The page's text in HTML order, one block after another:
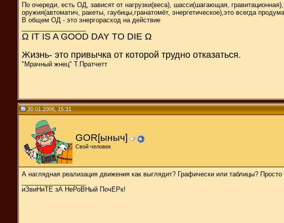
По очереди, есть ОД, зависят от нагрузки(веса), шасси(шагающая,
оружия(автоматич, ракеты, гаубицы,гранатомёт, энергетическое),это всегда
В общем ОД - это энергорасход на действие
Ω IT IS A GOOD DAY TO DIE Ω
Жизнь- это привычка от которой трудно отказаться.
"Мрачный жнец" Т.Пратчетт
30.01.2006, 15:31
GOR[ыныч]
Свой человек
А наглядная реализация движения как выглядит? Графически или таблицы?
иЗвиНиТЕ зА НеРоВНый ПочЕРк!